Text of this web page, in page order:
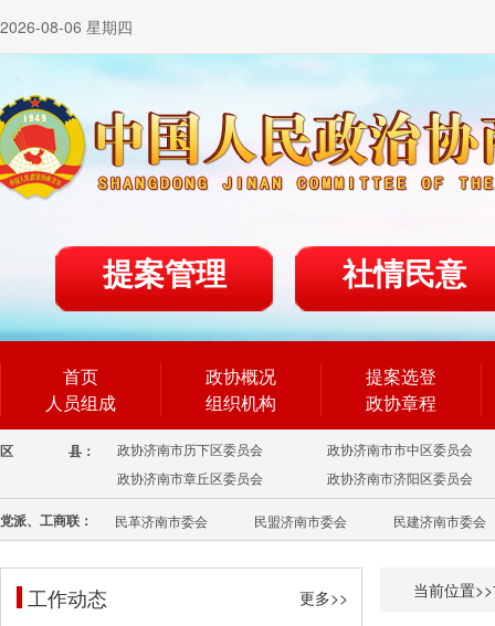
2026-08-06 星期四
提案管理 社情民意
首页
人员组成
政协概况
组织机构
提案选登
政协章程
区 县： 政协济南市历下区委员会
政协济南市市中区委员会
政协济南市章丘区委员会
政协济南市济阳区委员会
党派、工商联： 民革济南市委会 民盟济南市委会 民建济南市委会
工作动态
更多>>
当前位置>>